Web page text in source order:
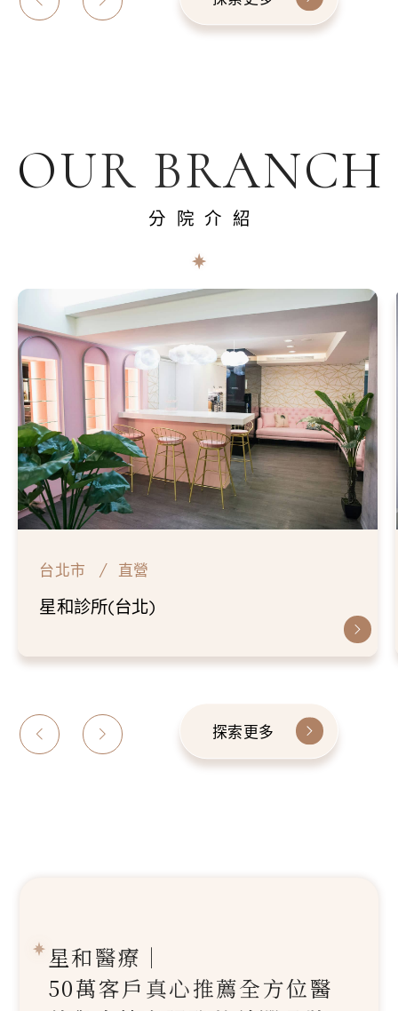
OUR BRANCH
分院介紹
台北市 直營
星和診所(台北)
探索更多
星和醫療｜
50萬客戶真心推薦全方位醫